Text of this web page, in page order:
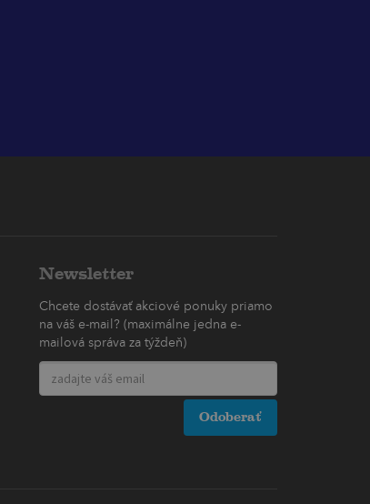
Newsletter
Chcete dostávať akciové ponuky priamo
na váš e-mail? (maximálne jedna e-
mailová správa za týždeň)
Odoberať